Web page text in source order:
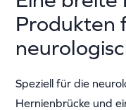
Produkten
Speziell für die
Hernienbrücke und